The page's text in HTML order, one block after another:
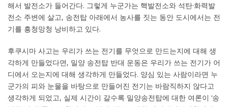
해서 발전소가 들어간다. 그렇게 누군가는 핵발전소와 석탄·화력발
전소 주변에 살고, 송전탑 아래에서 농사를 짓는 동안 도시에서는 전
기를 흥청망청 낭비하고 있다.
후쿠시마 사고는 우리가 쓰는 전기를 무엇으로 만드는지에 대해 생
각하게 만들었다면, 밀양 송전탑 반대 운동은 우리가 쓰는 전기가 어
디에서 오는지에 대해 생각하게 만들었다. 양심 있는 사람이라면 누
군가의 피와 눈물을 바탕으로 만들어진 전기는 바람직하지 않다고
생각하게 되었고, 실제 시간이 갈수록 밀양송전탑에 대한 여론이 ‘송